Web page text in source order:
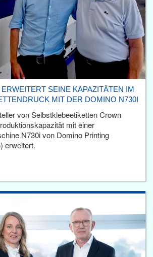
SEINE KAPAZITÄTEN IM
MIT DER DOMINO N730I
von Selbstklebeetiketten Crown
mit einer
N730i von Domino Printing
erweitert.